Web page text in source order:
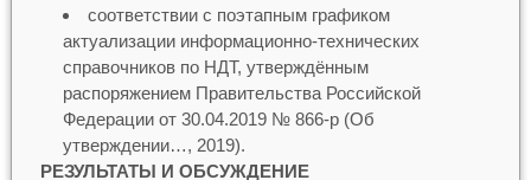
соответствии с поэтапным графиком
актуализации информационно-технических
справочников по НДТ, утверждённым
распоряжением Правительства Российской
Федерации от 30.04.2019 № 866-р (Об
утверждении…, 2019).
РЕЗУЛЬТАТЫ И ОБСУЖДЕНИЕ